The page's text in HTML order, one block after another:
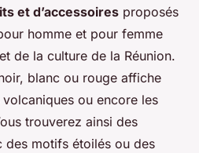
et d’accessoires proposés
homme et pour femme
de la culture de la Réunion.
blanc ou rouge affiche
ou encore les
trouverez ainsi des
des motifs étoilés ou des